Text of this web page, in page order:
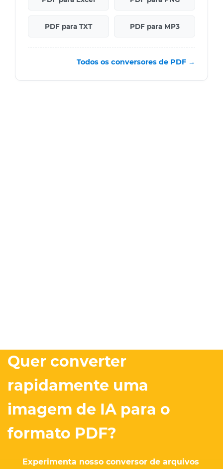
PDF para TXT PDF para MP3
Todos os conversores de PDF →
Quer converter
rapidamente uma
imagem de IA para o
formato PDF?
Experimenta nosso conversor de arquivos